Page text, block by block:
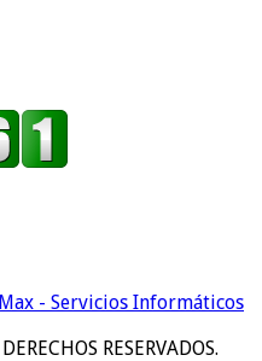
- Servicios Informáticos
RESERVADOS.